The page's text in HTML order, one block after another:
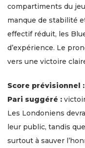
compartiments du
manque de stabilité
effectif réduit, les
d’expérience. Le
vers une victoire
Score prévisionnel :
Pari suggéré :
Les Londoniens
leur public, tandis
surtout à sauver